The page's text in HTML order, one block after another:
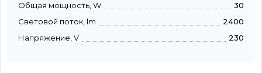
Общая мощность, W
30
Световой поток, lm
2400
Напряжение, V
230